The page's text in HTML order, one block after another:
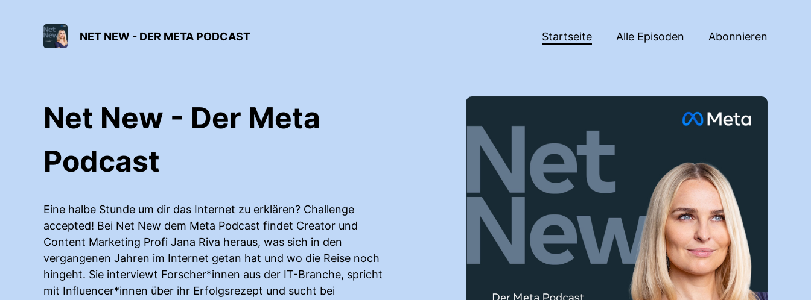
NET NEW - DER META PODCAST Startseite Alle Episoden Abonnieren
Net New - Der Meta
Podcast
Eine halbe Stunde um dir das Internet zu erklären? Challenge
accepted! Bei Net New dem Meta Podcast findet Creator und
Content Marketing Profi Jana Riva heraus, was sich in den
vergangenen Jahren im Internet getan hat und wo die Reise noch
hingeht. Sie interviewt Forscher*innen aus der IT-Branche, spricht
mit Influencer*innen über ihr Erfolgsrezept und sucht bei